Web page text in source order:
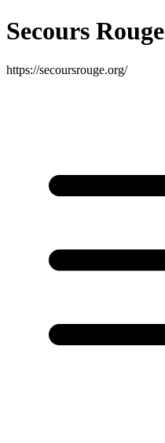
Secours Rouge
https://secoursrouge.org/